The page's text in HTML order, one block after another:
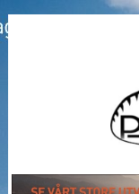
Hopp
til
Hopp
til
Hopp
til